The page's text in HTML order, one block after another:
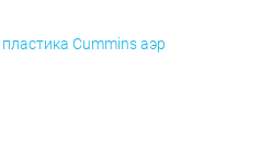
Cummins аэр